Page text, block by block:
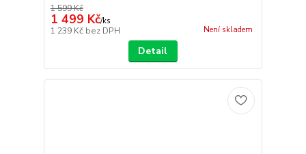
1 599 Kč
1 499 Kč/ks
1 239 Kč bez DPH Není skladem
Detail